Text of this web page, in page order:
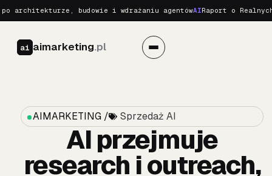
budowie i wdrażaniu agentówAIRaport o Realnych
ai aimarketing.pl
AIMARKETING / Sprzedaż AI
AI przejmuje
research i outreach,